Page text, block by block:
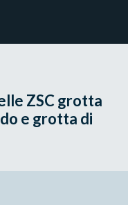
ZSC grotta
e grotta di